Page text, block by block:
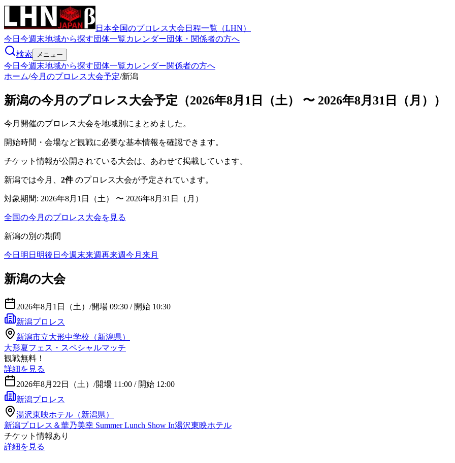
日本全国のプロレス大会日程一覧（LHN）
今日 今週末地域から探す団体一覧カレンダー団体・関係者の方へ
検索
メニュー
今日 今週末地域から探す団体一覧カレンダー関係者の方へ
ホーム/今月のプロレス大会予定/新潟
新潟の今月のプロレス大会予定（2026年8月1日（土） 〜 2026年8月31日（月））
今月開催のプロレス大会を地域別にまとめました。
開始時間・会場など観戦に必要な基本情報を確認できます。
チケット情報が公開されている大会は、あわせて掲載しています。
新潟では今月、 2件のプロレス大会が予定されています。
対象期間: 2026年8月1日（土） 〜 2026年8月31日（月）
全国の今月のプロレス大会を見る
新潟の別の期間
今日 明日 明後日 今週末来週再来週今月 来月
新潟の大会
2026年8月1日（土） /開場 09:30 / 開始 10:30
新潟プロレス
新潟市立大形中学校（新潟県）
大形夏フェス・スペシャルマッチ
観戦無料！
詳細を見る
2026年8月22日（土） /開場 11:00 / 開始 12:00
新潟プロレス
湯沢東映ホテル（新潟県）
新潟プロレス＆華乃美幸 Summer Lunch Show In湯沢東映ホテル
チケット情報あり
詳細を見る